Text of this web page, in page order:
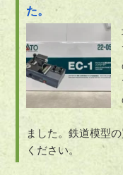
た。
ました。鉄道模型
ください。